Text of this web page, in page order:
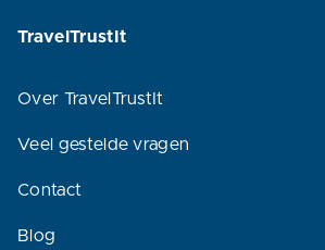
TravelTrustIt
Over TravelTrustIt
Veel gestelde vragen
Contact
Blog